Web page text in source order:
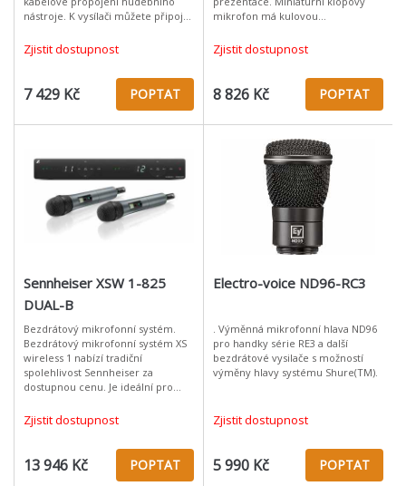
nástroje. K vysílači můžete připojit
konektorem jack 6,3. Přijímač
Zjistit dostupnost
7 429 Kč POPTAT
mikrofon má kulovou
po mluvené slovo. Přijímač je
vybaven systémem pr
Zjistit dostupnost
8 826 Kč POPTAT
Sennheiser XSW 1-825
DUAL-B
Bezdrátový mikrofonní systém.
Bezdrátový mikrofonní systém XS
wireless 1 nabízí tradiční
spolehlivost Sennheiser za
dostupnou cenu. Je ideální pro
prezentace, koncerty, konference
nebo kostely.
Zjistit dostupnost
13 946 Kč POPTAT
Electro-voice ND96-RC3
. Výměnná mikrofonní hlava ND96
pro handky série RE3 a další
bezdrátové vysilače s možností
výměny hlavy systému Shure(TM).
Zjistit dostupnost
5 990 Kč POPTAT